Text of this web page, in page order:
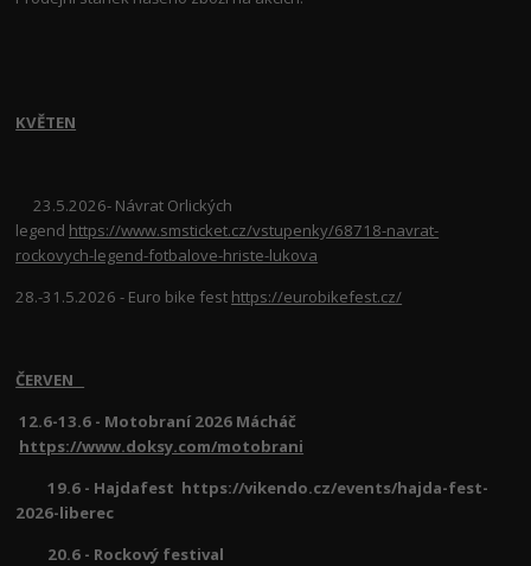
KVĚTEN
23.5.2026- Návrat Orlických
legend https://www.smsticket.cz/vstupenky/68718-navrat-
rockovych-legend-fotbalove-hriste-lukova
28.-31.5.2026 - Euro bike fest https://eurobikefest.cz/
ČERVEN
12.6-13.6 - Motobraní 2026 Mácháč
https://www.doksy.com/motobrani
19.6 - Hajdafest https://vikendo.cz/events/hajda-fest-
2026-liberec
20.6 - Rockový festival